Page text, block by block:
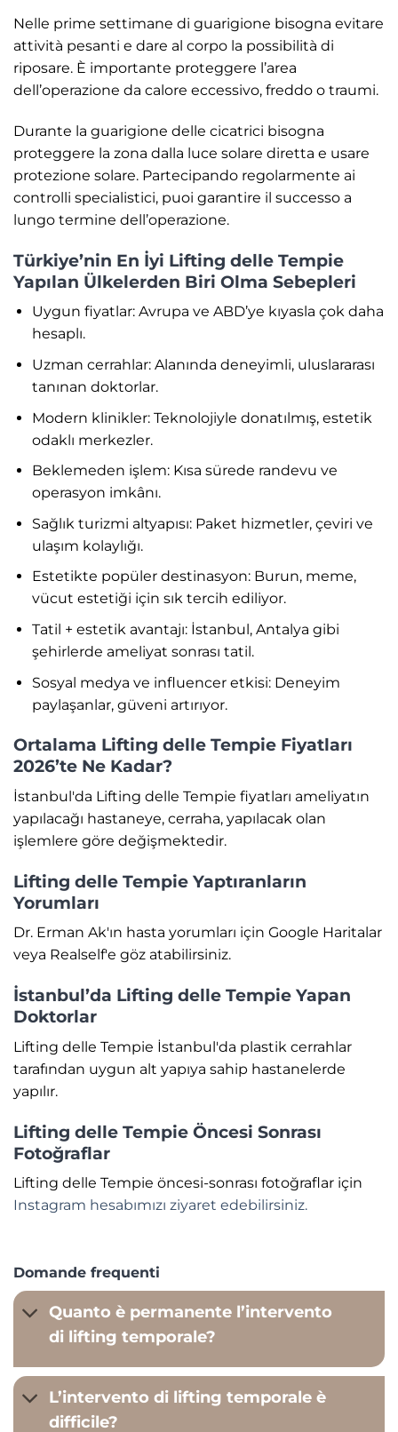
Nelle prime settimane di guarigione bisogna evitare
attività pesanti e dare al corpo la possibilità di
riposare. È importante proteggere l’area
dell’operazione da calore eccessivo, freddo o traumi.
Durante la guarigione delle cicatrici bisogna
proteggere la zona dalla luce solare diretta e usare
protezione solare. Partecipando regolarmente ai
controlli specialistici, puoi garantire il successo a
lungo termine dell’operazione.
Türkiye’nin En İyi Lifting delle Tempie
Yapılan Ülkelerden Biri Olma Sebepleri
Uygun fiyatlar: Avrupa ve ABD’ye kıyasla çok daha
hesaplı.
Uzman cerrahlar: Alanında deneyimli, uluslararası
tanınan doktorlar.
Modern klinikler: Teknolojiyle donatılmış, estetik
odaklı merkezler.
Beklemeden işlem: Kısa sürede randevu ve
operasyon imkânı.
Sağlık turizmi altyapısı: Paket hizmetler, çeviri ve
ulaşım kolaylığı.
Estetikte popüler destinasyon: Burun, meme,
vücut estetiği için sık tercih ediliyor.
Tatil + estetik avantajı: İstanbul, Antalya gibi
şehirlerde ameliyat sonrası tatil.
Sosyal medya ve influencer etkisi: Deneyim
paylaşanlar, güveni artırıyor.
Ortalama Lifting delle Tempie Fiyatları
2026’te Ne Kadar?
İstanbul'da Lifting delle Tempie fiyatları ameliyatın
yapılacağı hastaneye, cerraha, yapılacak olan
işlemlere göre değişmektedir.
Lifting delle Tempie Yaptıranların
Yorumları
Dr. Erman Ak'ın hasta yorumları için Google Haritalar
veya Realself'e göz atabilirsiniz.
İstanbul’da Lifting delle Tempie Yapan
Doktorlar
Lifting delle Tempie İstanbul'da plastik cerrahlar
tarafından uygun alt yapıya sahip hastanelerde
yapılır.
Lifting delle Tempie Öncesi Sonrası
Fotoğraflar
Lifting delle Tempie öncesi-sonrası fotoğraflar için
Instagram hesabımızı ziyaret edebilirsiniz.
Domande frequenti
Quanto è permanente l’intervento
di lifting temporale?
L’intervento di lifting temporale è
difficile?